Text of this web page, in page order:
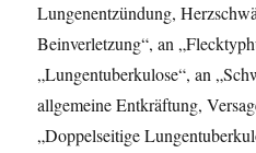
Lungenentzündung,
Beinverletzung“, an
„Lungentuberkulose“, an
allgemeine Entkräftung,
„Doppelseitige